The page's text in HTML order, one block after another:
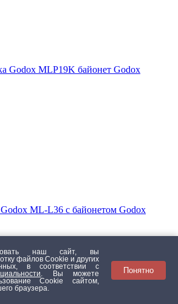
Godox MLP19K байонет Godox
ML-L36 с байонетом Godox
наш сайт, вы
файлов Сookie и других
в соответствии с
. Вы можете
Cookie сайтом,
браузера.
Понятно